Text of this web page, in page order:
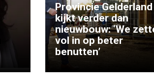
Provincie Gelderland
kijkt verder dan
nieuwbouw: ‘We
vol in op beter
benutten’